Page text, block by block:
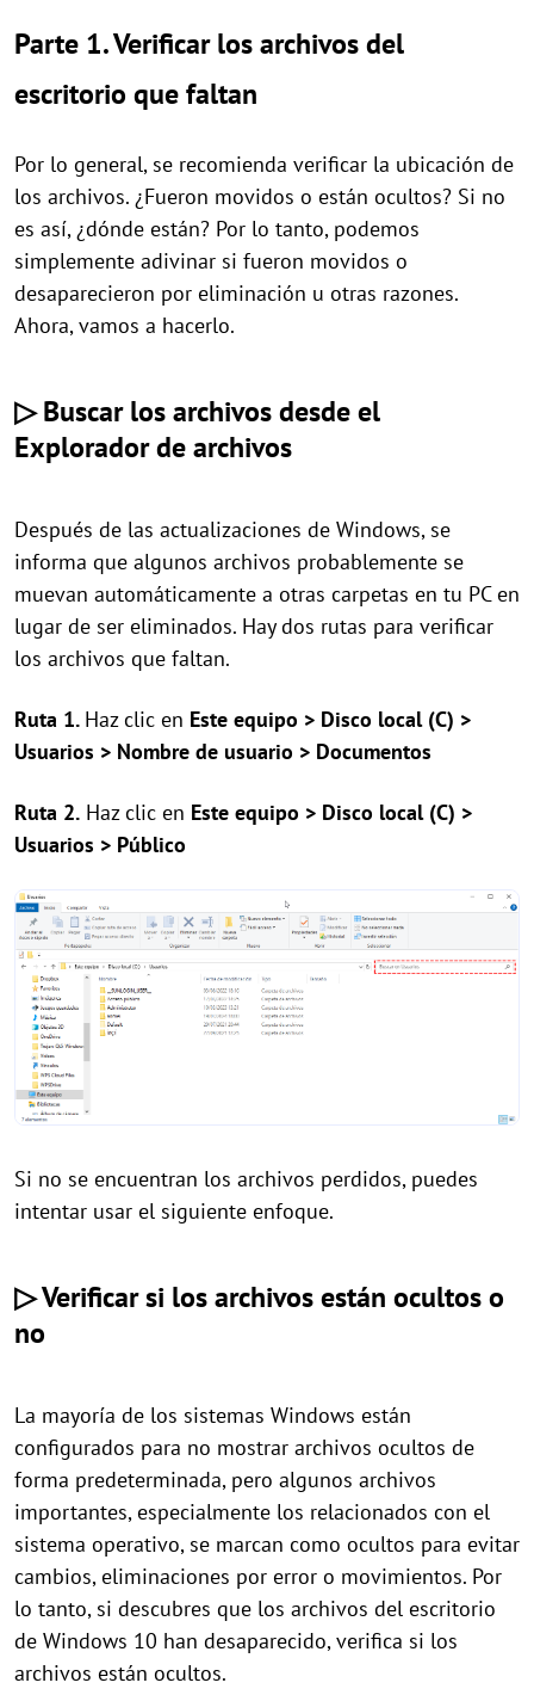
Parte 1. Verificar los archivos del
escritorio que faltan
Por lo general, se recomienda verificar la ubicación de
los archivos. ¿Fueron movidos o están ocultos? Si no
es así, ¿dónde están? Por lo tanto, podemos
simplemente adivinar si fueron movidos o
desaparecieron por eliminación u otras razones.
Ahora, vamos a hacerlo.
▷ Buscar los archivos desde el
Explorador de archivos
Después de las actualizaciones de Windows, se
informa que algunos archivos probablemente se
muevan automáticamente a otras carpetas en tu PC en
lugar de ser eliminados. Hay dos rutas para verificar
los archivos que faltan.
Ruta 1. Haz clic en Este equipo > Disco local (C) >
Usuarios > Nombre de usuario > Documentos
Ruta 2. Haz clic en Este equipo > Disco local (C) >
Usuarios > Público
Si no se encuentran los archivos perdidos, puedes
intentar usar el siguiente enfoque.
▷ Verificar si los archivos están ocultos o
no
La mayoría de los sistemas Windows están
configurados para no mostrar archivos ocultos de
forma predeterminada, pero algunos archivos
importantes, especialmente los relacionados con el
sistema operativo, se marcan como ocultos para evitar
cambios, eliminaciones por error o movimientos. Por
lo tanto, si descubres que los archivos del escritorio
de Windows 10 han desaparecido, verifica si los
archivos están ocultos.